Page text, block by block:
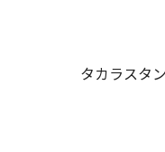
タカラスタ